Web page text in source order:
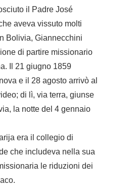
il Padre José
aveva vissuto molti
Bolivia, Giannecchini
di partire missionario
Il 21 giugno 1859
e il 28 agosto arrivò al
di lì, via terra, giunse
la notte del 4 gennaio
era il collegio di
che includeva nella sua
le riduzioni dei